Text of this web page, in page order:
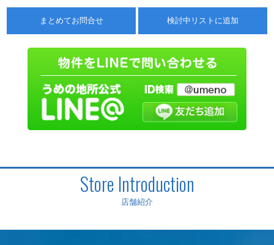
まとめてお問合せ 検討中リストに追加
Store Introduction
店舗紹介